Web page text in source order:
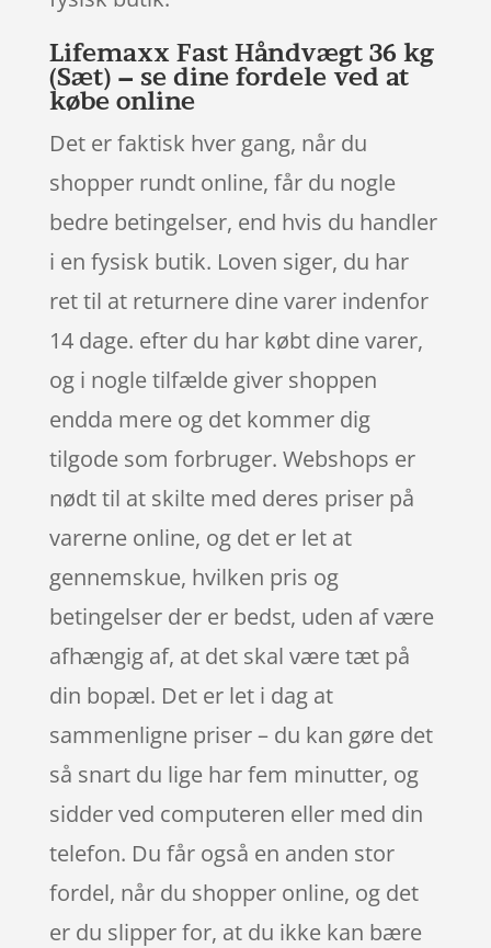
Lifemaxx Fast Håndvægt 36 kg
(Sæt) – se dine fordele ved at
købe online
Det er faktisk hver gang, når du
shopper rundt online, får du nogle
bedre betingelser, end hvis du handler
i en fysisk butik. Loven siger, du har
ret til at returnere dine varer indenfor
14 dage. efter du har købt dine varer,
og i nogle tilfælde giver shoppen
endda mere og det kommer dig
tilgode som forbruger. Webshops er
nødt til at skilte med deres priser på
varerne online, og det er let at
gennemskue, hvilken pris og
betingelser der er bedst, uden af være
afhængig af, at det skal være tæt på
din bopæl. Det er let i dag at
sammenligne priser – du kan gøre det
så snart du lige har fem minutter, og
sidder ved computeren eller med din
telefon. Du får også en anden stor
fordel, når du shopper online, og det
er du slipper for, at du ikke kan bære